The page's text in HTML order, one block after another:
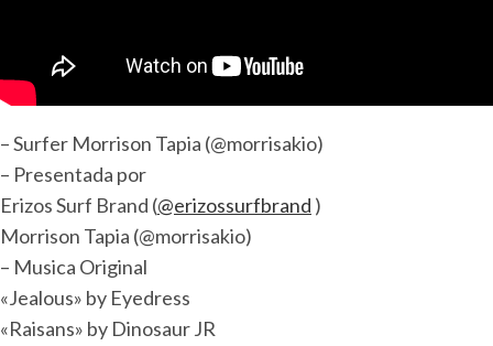
– Surfer Morrison Tapia (@morrisakio)
– Presentada por
Erizos Surf Brand (@erizossurfbrand )
Morrison Tapia (@morrisakio)
– Musica Original
«Jealous» by Eyedress
«Raisans» by Dinosaur JR